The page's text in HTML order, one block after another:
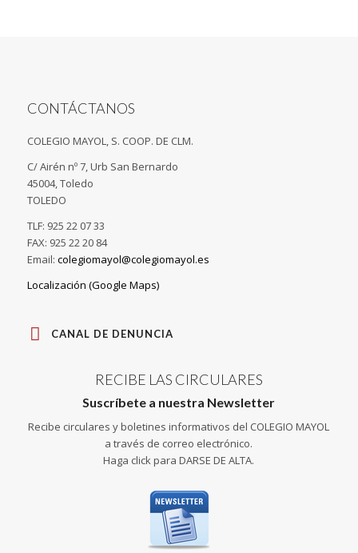
CONTÁCTANOS
COLEGIO MAYOL, S. COOP. DE CLM.
C/ Airén nº 7, Urb San Bernardo
45004, Toledo
TOLEDO
TLF: 925 22 07 33
FAX: 925 22 20 84
Email: colegiomayol@colegiomayol.es
Localización (Google Maps)
CANAL DE DENUNCIA
RECIBE LAS CIRCULARES
Suscríbete a nuestra Newsletter
Recibe circulares y boletines informativos del COLEGIO MAYOL
a través de correo electrónico.
Haga click para DARSE DE ALTA.